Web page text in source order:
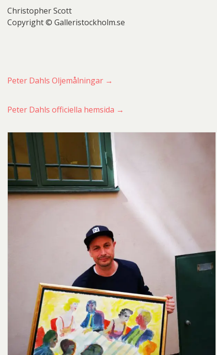
Christopher Scott
Copyright © Galleristockholm.se
Peter Dahls Oljemålningar →
Peter Dahls officiella hemsida →